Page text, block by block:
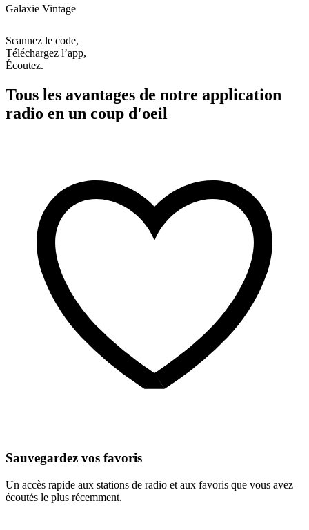
Galaxie Vintage
Scannez le code,
Téléchargez l’app,
Écoutez.
Tous les avantages de notre application
radio en un coup d'oeil
Sauvegardez vos favoris
Un accès rapide aux stations de radio et aux favoris que vous avez
écoutés le plus récemment.